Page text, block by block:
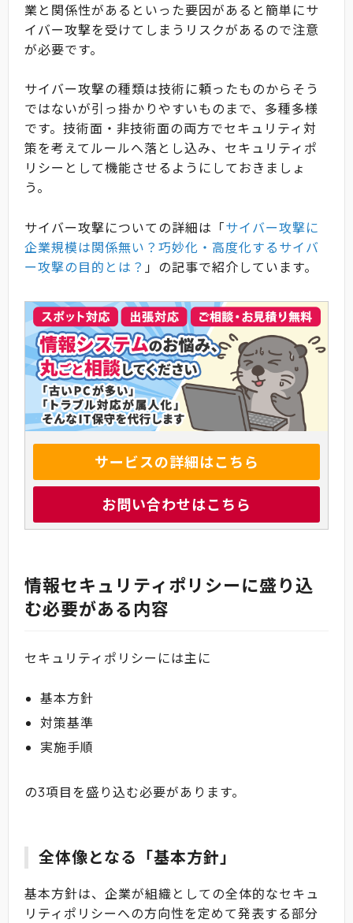
業と関係性があるといった要因があると簡単にサ
イバー攻撃を受けてしまうリスクがあるので注意
が必要です。
サイバー攻撃の種類は技術に頼ったものからそう
ではないが引っ掛かりやすいものまで、多種多様
です。技術面・非技術面の両方でセキュリティ対
策を考えてルールへ落とし込み、セキュリティポ
リシーとして機能させるようにしておきましょ
う。
サイバー攻撃についての詳細は「サイバー攻撃に
企業規模は関係無い？巧妙化・高度化するサイバ
ー攻撃の目的とは？ 」の記事で紹介しています。
サービスの詳細はこちら
お問い合わせはこちら
情報セキュリティポリシーに盛り込
む必要がある内容
セキュリティポリシーには主に
基本方針
対策基準
実施手順
の3項目を盛り込む必要があります。
全体像となる「基本方針」
基本方針は、企業が組織としての全体的なセキュ
リティポリシーへの方向性を定めて発表する部分